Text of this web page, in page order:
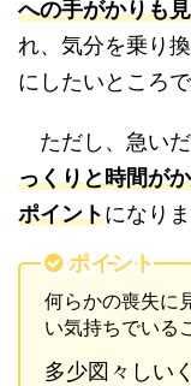
への手がかりも
れ、気分を乗り
にしたいところで
ただし、急いだ
っくりと時間が
ポイントになりま
ポイント
何らかの喪失に
い気持ちでいる
多少図々しい